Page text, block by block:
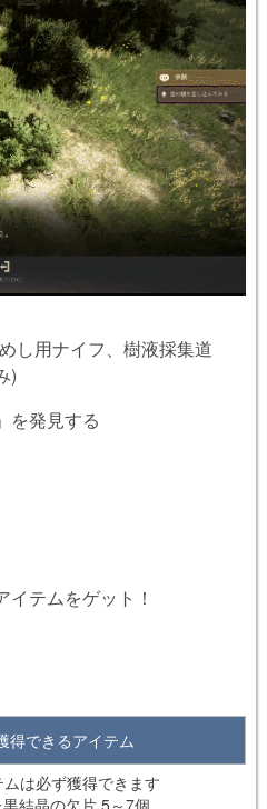
し用ナイフ、樹液採集道
)
を発見する
テムをゲット！
得できるアイテム
は必ず獲得できます